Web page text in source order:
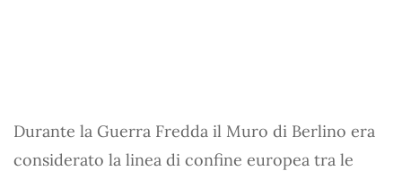
Durante la Guerra Fredda il Muro di Berlino era
considerato la linea di confine europea tra le